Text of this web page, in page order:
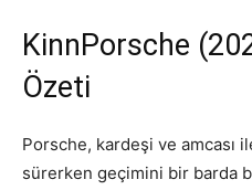
KinnPorsche
Özeti
Porsche, kardeşi ve amcası
sürerken geçimini bir barda